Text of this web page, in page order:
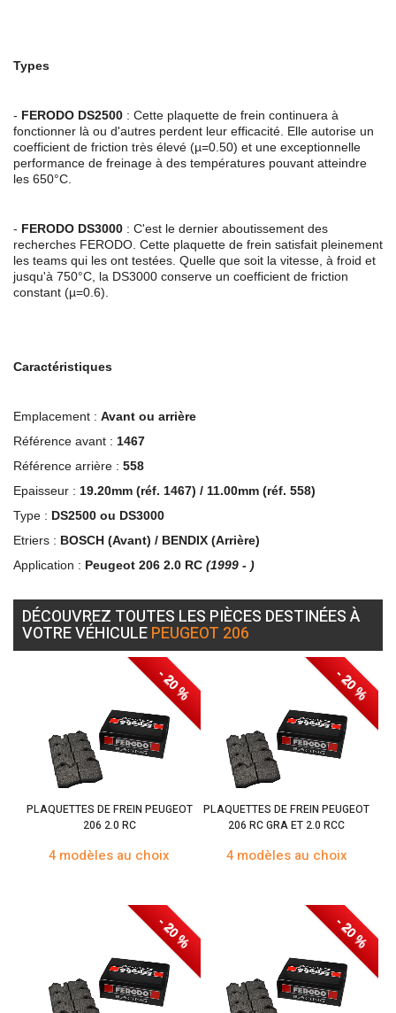
Types
- FERODO DS2500 : Cette plaquette de frein continuera à
fonctionner là ou d'autres perdent leur efficacité. Elle autorise un
coefficient de friction très élevé (µ=0.50) et une exceptionnelle
performance de freinage à des températures pouvant atteindre
les 650°C.
- FERODO DS3000 : C'est le dernier aboutissement des
recherches FERODO. Cette plaquette de frein satisfait pleinement
les teams qui les ont testées. Quelle que soit la vitesse, à froid et
jusqu'à 750°C, la DS3000 conserve un coefficient de friction
constant (µ=0.6).
Caractéristiques
Emplacement : Avant ou arrière
Référence avant : 1467
Référence arrière : 558
Epaisseur : 19.20mm (réf. 1467) / 11.00mm (réf. 558)
Type : DS2500 ou DS3000
Etriers : BOSCH (Avant) / BENDIX (Arrière)
Application : Peugeot 206 2.0 RC (1999 - )
DÉCOUVREZ TOUTES LES PIÈCES DESTINÉES À
VOTRE VÉHICULEPEUGEOT 206
- 20 %
PLAQUETTES DE FREIN PEUGEOT
206 2.0 RC
4 modèles au choix
- 20 %
PLAQUETTES DE FREIN PEUGEOT
206 RC GRA ET 2.0 RCC
4 modèles au choix
- 20 % - 20 %